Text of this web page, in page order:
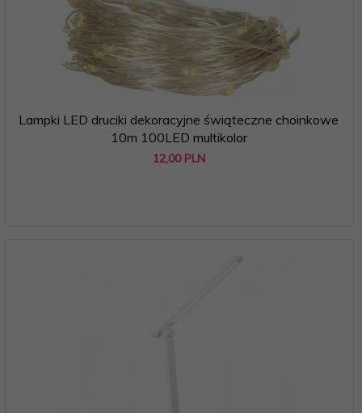
Lampki LED druciki dekoracyjne świąteczne choinkowe
10m 100LED multikolor
12,00 PLN